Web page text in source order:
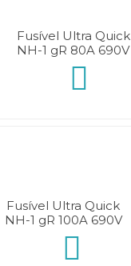
Fusível Ultra Quick
NH-1 gR 80A 690V
Fusível Ultra Quick
NH-1 gR 100A 690V